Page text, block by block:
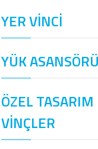
YER VİNCİ
YÜK ASANSÖRÜ
ÖZEL TASARIM
VİNÇLER